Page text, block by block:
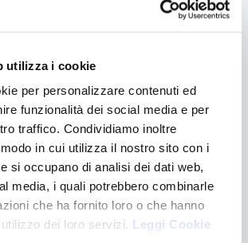
utilizza i cookie
per personalizzare contenuti ed
funzionalità dei social media e per
traffico. Condividiamo inoltre
in cui utilizza il nostro sito con i
si occupano di analisi dei dati web,
media, i quali potrebbero combinarle
che ha fornito loro o che hanno
dei loro servizi. Leggi Cookie
dati:Privacy Policy